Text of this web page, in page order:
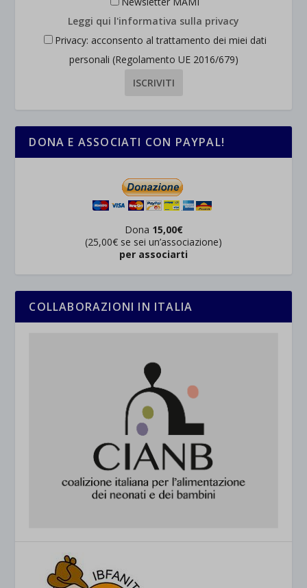
Leggi qui l'informativa sulla privacy
Privacy: acconsento al trattamento dei miei dati
personali (Regolamento UE 2016/679)
DONA E ASSOCIATI CON PAYPAL!
Dona 15,00€
(25,00€ se sei un’associazione)
per associarti
COLLABORAZIONI IN ITALIA